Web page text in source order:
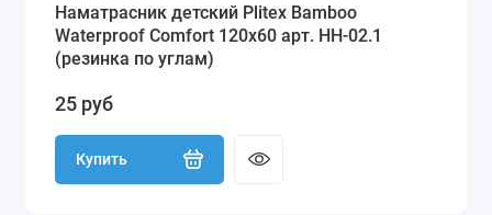
Наматрасник детский Plitex Bamboo
Waterproof Comfort 120х60 арт. НН-02.1
(резинка по углам)
25 руб
Купить